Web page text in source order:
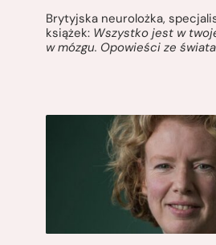
Brytyjska neurolożka,
książek: Wszystko jest w
w mózgu. Opowieści ze